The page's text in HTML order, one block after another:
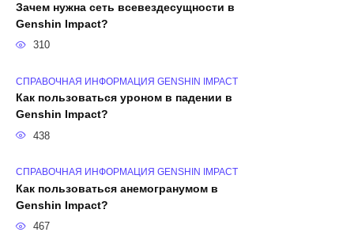
Зачем нужна сеть всевездесущности в
Genshin Impact?
310
СПРАВОЧНАЯ ИНФОРМАЦИЯ GENSHIN IMPACT
Как пользоваться уроном в падении в
Genshin Impact?
438
СПРАВОЧНАЯ ИНФОРМАЦИЯ GENSHIN IMPACT
Как пользоваться анемогранумом в
Genshin Impact?
467